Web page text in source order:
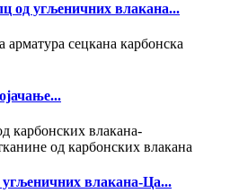
од угљеничних влакана...
влакана-Ца...